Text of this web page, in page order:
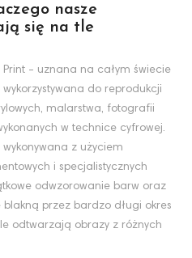
nasze
się na tle
- uznana na całym świecie
do reprodukcji
malarstwa, fotografii
w technice cyfrowej.
z użyciem
i specjalistycznych
odwzorowanie barw oraz
blakną przez bardzo długi okres
odtwarzają obrazy z różnych